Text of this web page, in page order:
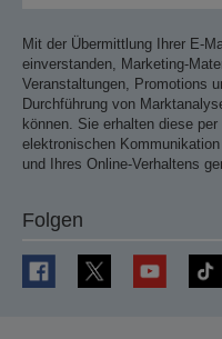
Mit der Übermittlung Ihrer E-
einverstanden, Marketing-
Veranstaltungen, Promotions
Durchführung von
können. Sie erhalten diese
elektronischen
und Ihres Online-Verhaltens
Folgen